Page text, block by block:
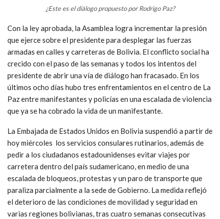
¿Este es el diálogo propuesto por Rodrigo Paz?
Con la ley aprobada, la Asamblea logra incrementar la presión
que ejerce sobre el presidente para desplegar las fuerzas
armadas en calles y carreteras de Bolivia. El conflicto social ha
crecido con el paso de las semanas y todos los intentos del
presidente de abrir una vía de diálogo han fracasado. En los
últimos ocho días hubo tres enfrentamientos en el centro de La
Paz entre manifestantes y policías en una escalada de violencia
que ya se ha cobrado la vida de un manifestante.
La Embajada de Estados Unidos en Bolivia suspendió a partir de
hoy miércoles los servicios consulares rutinarios, además de
pedir a los ciudadanos estadounidenses evitar viajes por
carretera dentro del país sudamericano, en medio de una
escalada de bloqueos, protestas y un paro de transporte que
paraliza parcialmente a la sede de Gobierno. La medida reflejó
el deterioro de las condiciones de movilidad y seguridad en
varias regiones bolivianas, tras cuatro semanas consecutivas